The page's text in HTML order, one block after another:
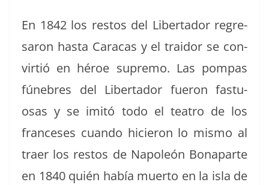
En 1842 los restos del Lib­er­ta­dor regre­
saron has­ta Cara­cas y el traidor se con­
vir­tió en héroe supre­mo. Las pom­pas
fúne­bres del Lib­er­ta­dor fueron fas­tu­
osas y se imitó todo el teatro de los
france­ses cuan­do hicieron lo mis­mo al
traer los restos de Napoleón Bona­parte
en 1840 quién había muer­to en la isla de